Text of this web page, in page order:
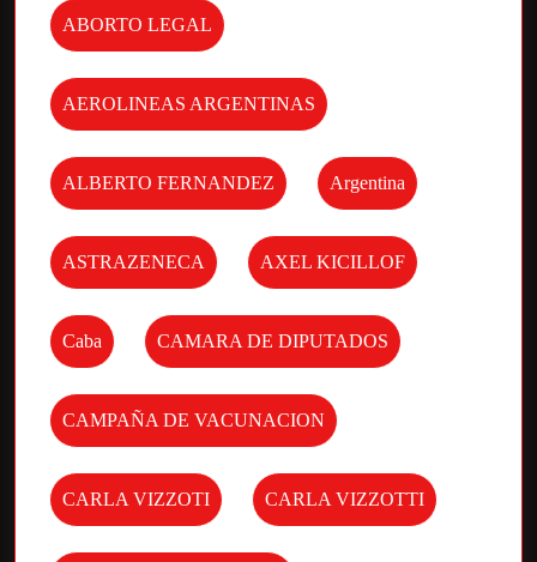
ABORTO LEGAL
AEROLINEAS ARGENTINAS
ALBERTO FERNANDEZ Argentina
ASTRAZENECA AXEL KICILLOF
Caba CAMARA DE DIPUTADOS
CAMPAÑA DE VACUNACION
CARLA VIZZOTI CARLA VIZZOTTI